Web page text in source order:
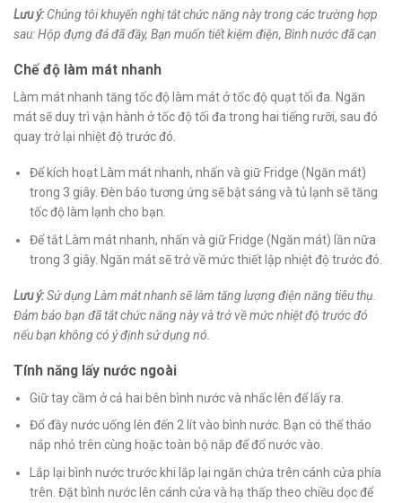
Lưu ý:Chúng tôi khuyến nghị tắt chức năng này trong các trường hợp
sau: Hộp đựng đá đã đầy, Bạn muốn tiết kiệm điện, Bình nước đã cạn
Chế độ làm mát nhanh
Làm mát nhanh tăng tốc độ làm mát ở tốc độ quạt tối đa. Ngăn
mát sẽ duy trì vận hành ở tốc độ tối đa trong hai tiếng rưỡi, sau đó
quay trở lại nhiệt độ trước đó.
Để kích hoạt Làm mát nhanh, nhấn và giữ Fridge (Ngăn mát)
trong 3 giây. Đèn báo tương ứng sẽ bật sáng và tủ lạnh sẽ tăng
tốc độ làm lạnh cho bạn.
Để tắt Làm mát nhanh, nhấn và giữ Fridge (Ngăn mát) lần nữa
trong 3 giây. Ngăn mát sẽ trở về mức thiết lập nhiệt độ trước đó.
Lưu ý:Sử dụng Làm mát nhanh sẽ làm tăng lượng điện năng tiêu thụ.
Đảm bảo bạn đã tắt chức năng này và trở về mức nhiệt độ trước đó
nếu bạn không có ý định sử dụng nó.
Tính năng lấy nước ngoài
Giữ tay cầm ở cả hai bên bình nước và nhấc lên để lấy ra.
Đổ đầy nước uống lên đến 2 lít vào bình nước. Bạn có thể tháo
nắp nhỏ trên cùng hoặc toàn bộ nắp để đổ nước vào.
Lắp lại bình nước trước khi lắp lại ngăn chứa trên cánh cửa phía
trên. Đặt bình nước lên cánh cửa và hạ thấp theo chiều dọc để